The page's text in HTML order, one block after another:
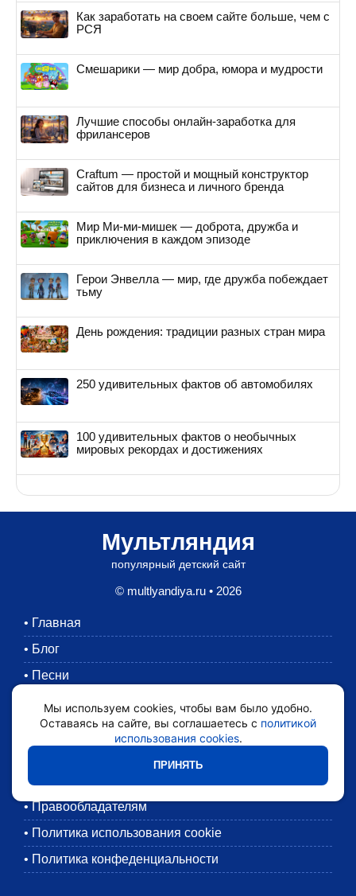
Как заработать на своем сайте больше, чем с
РСЯ
Смешарики — мир добра, юмора и мудрости
Лучшие способы онлайн-заработка для
фрилансеров
Craftum — простой и мощный конструктор
сайтов для бизнеса и личного бренда
Мир Ми-ми-мишек — доброта, дружба и
приключения в каждом эпизоде
Герои Энвелла — мир, где дружба побеждает
тьму
День рождения: традиции разных стран мира
250 удивительных фактов об автомобилях
100 удивительных фактов о необычных
мировых рекордах и достижениях
Мультляндия
популярный детский сайт
© multlyandiya.ru • 2026
• Главная
• Блог
• Песни
Раскраски
Картинки
•
•
• Правообладателям
• Политика использования cookie
• Политика конфеденциальности
Мы используем cookies, чтобы вам было удобно.
Оставаясь на сайте, вы соглашаетесь с политикой
использования cookies.
ПРИНЯТЬ